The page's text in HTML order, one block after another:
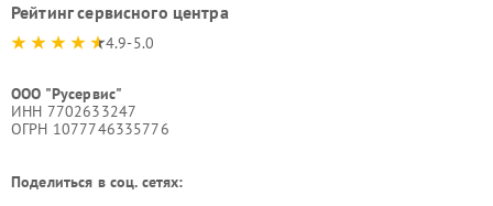
Рейтинг сервисного центра
4.9-5.0
ООО "Русервис"
ИНН 7702633247
ОГРН 1077746335776
Поделиться в соц. сетях: